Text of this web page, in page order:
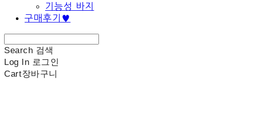
기능성 바지
구매후기♥
Search 검색
Log In 로그인
Cart장바구니